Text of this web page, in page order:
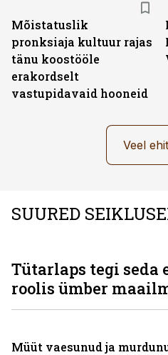
Mõistatuslik
pronksiaja kultuur rajas
tänu koostööle
erakordselt
vastupidavaid hooneid
Veel
SUURED
Tütarlaps tegi seda
roolis ümber
Müüt vaesunud ja